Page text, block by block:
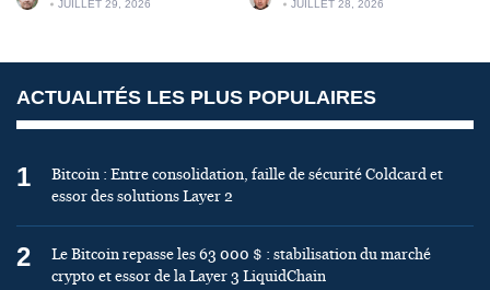
JUILLET 29, 2026
JUILLET 28, 2026
ACTUALITÉS LES PLUS POPULAIRES
1
Bitcoin : Entre consolidation, faille de sécurité Coldcard et
essor des solutions Layer 2
2
Le Bitcoin repasse les 63 000 $ : stabilisation du marché
crypto et essor de la Layer 3 LiquidChain